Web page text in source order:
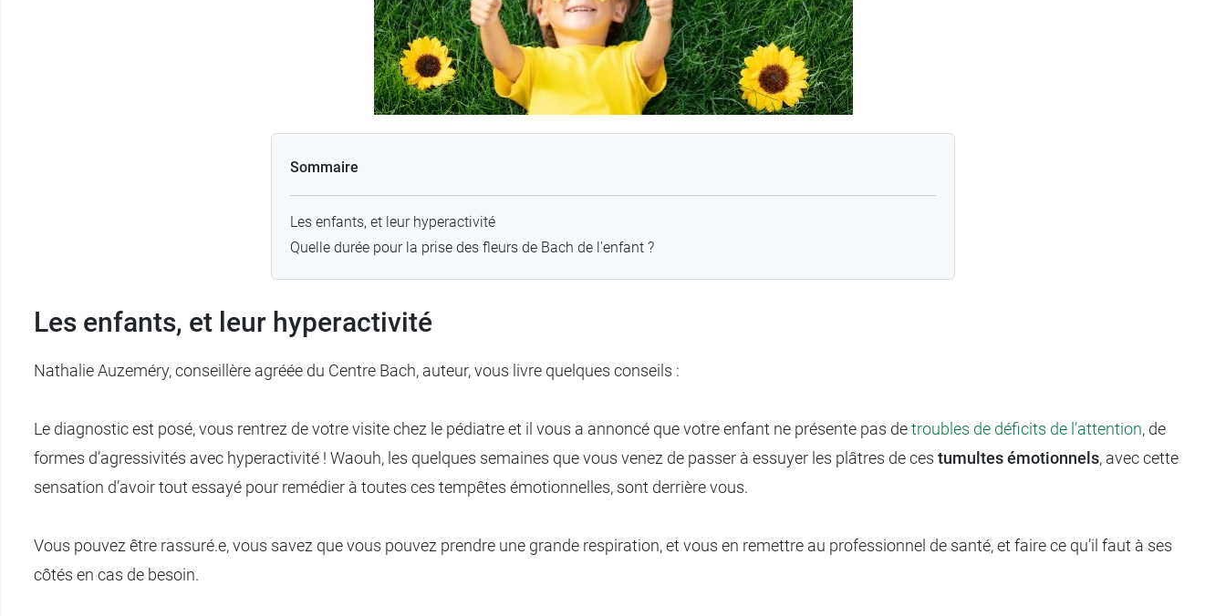
Sommaire
Les enfants, et leur hyperactivité
Quelle durée pour la prise des fleurs de Bach de l'enfant ?
Les enfants, et leur hyperactivité
Nathalie Auzeméry, conseillère agréée du Centre Bach, auteur, vous livre quelques conseils :
Le diagnostic est posé, vous rentrez de votre visite chez le pédiatre et il vous a annoncé que votre enfant ne présente pas detroubles de déficits de l’attention, de
formes d’agressivités avec hyperactivité ! Waouh, les quelques semaines que vous venez de passer à essuyer les plâtres de ces tumultes émotionnels, avec cette
sensation d’avoir tout essayé pour remédier à toutes ces tempêtes émotionnelles, sont derrière vous.
Vous pouvez être rassuré.e, vous savez que vous pouvez prendre une grande respiration, et vous en remettre au professionnel de santé, et faire ce qu’il faut à ses
côtés en cas de besoin.